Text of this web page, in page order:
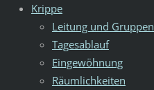
Krippe
Leitung und Gruppen
Tagesablauf
Eingewöhnung
Räumlichkeiten